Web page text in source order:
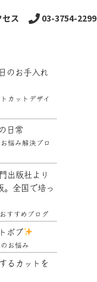
セス 03-3754-2299
のお手入れ
カットデザイ
日常
悩み解決ブロ
出版社より
。全国で培っ
すすめブログ
ボブ
お悩み
るカットを